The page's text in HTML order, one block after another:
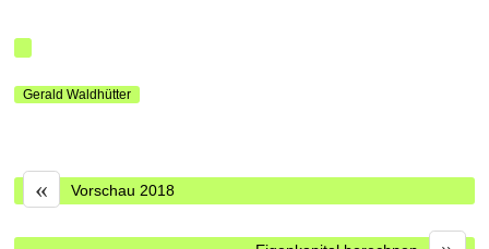
Gerald Waldhütter
« Vorschau 2018